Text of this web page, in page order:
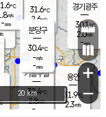
℃
s
mm
용인
31.9℃
2.3m/s
경기광주
30.1℃
2.0m/s
-mm
31.6℃
2.6m/s
-mm
℃
m/s
-mm
기흥구갈
32.4℃
2.8m/s
-
분당구
30.4℃
-m/s
-mm
+
−
20 km